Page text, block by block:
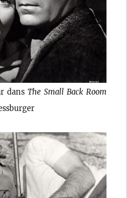
dans The Small Back Room